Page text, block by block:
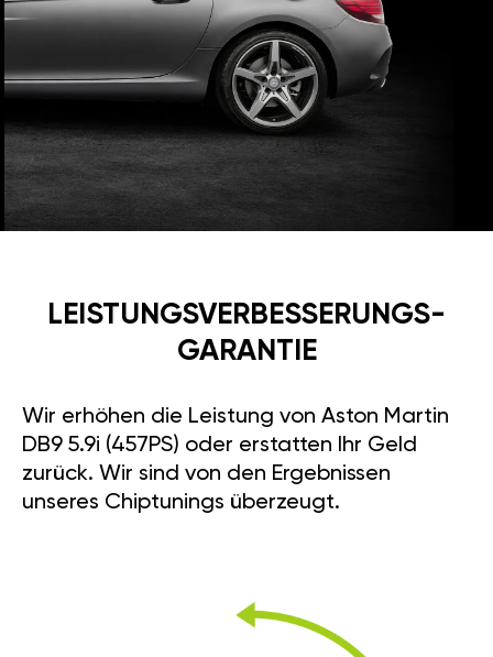
LEISTUNGSVERBESSE­RUNGS­
GARANTIE
Wir erhöhen die Leistung von Aston Martin
DB9 5.9i (457PS) oder erstatten Ihr Geld
zurück. Wir sind von den Ergebnissen
unseres Chiptunings überzeugt.